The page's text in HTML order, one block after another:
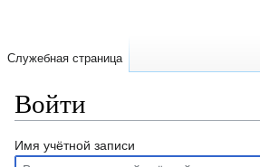
Войти
Перейти
Перейти
Имя учётной записи
Служебная страница